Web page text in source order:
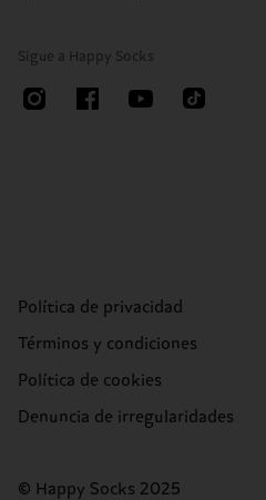
Sigue a Happy Socks
Política de privacidad
Términos y condiciones
Política de cookies
Denuncia de irregularidades
© Happy Socks 2025